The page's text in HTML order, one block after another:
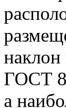
наклон
ГОСТ
а